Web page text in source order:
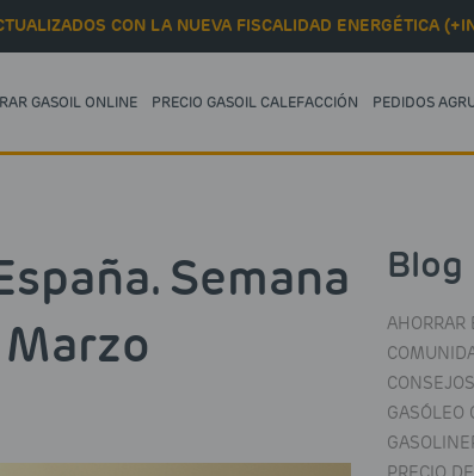
CON LA NUEVA FISCALIDAD ENERGÉTICA
GASOIL ONLINE PRECIO GASOIL CALEFACCIÓN PEDIDOS
Semana
Blog
AHORRAR
GASÓLEO